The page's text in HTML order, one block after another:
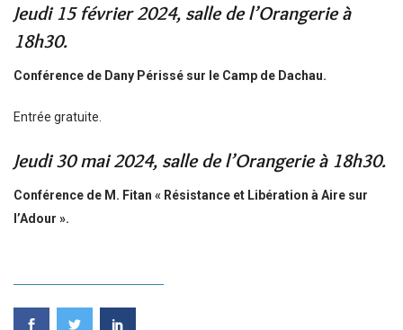
Jeudi 15 février 2024, salle de l’Orangerie à
18h30.
Conférence de Dany Périssé sur le Camp de Dachau.
Entrée gratuite.
Jeudi 30 mai 2024, salle de l’Orangerie à 18h30.
Conférence de M. Fitan « Résistance et Libération à Aire sur
l’Adour ».